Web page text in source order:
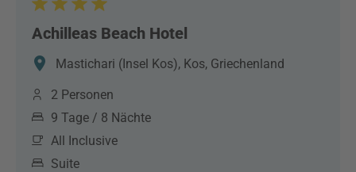
Achilleas Beach Hotel
Mastichari (Insel Kos), Kos, Griechenland
2 Personen
9 Tage / 8 Nächte
All Inclusive
Suite